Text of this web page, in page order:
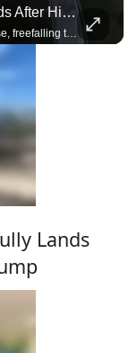
Daredevil Skydiver Successfully Lands After High-Rise Skysurfing Jump
A fearless skydiver leaps from a towering high-rise, freefalling through the city skyline before deploying the parachute and landing with incredible precision.
Lands